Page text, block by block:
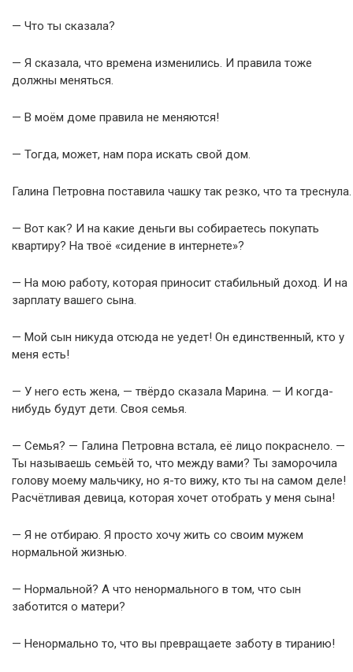
— Что ты сказала?
— Я сказала, что времена изменились. И правила тоже
должны меняться.
— В моём доме правила не меняются!
— Тогда, может, нам пора искать свой дом.
Галина Петровна поставила чашку так резко, что та треснула.
— Вот как? И на какие деньги вы собираетесь покупать
квартиру? На твоё «сидение в интернете»?
— На мою работу, которая приносит стабильный доход. И на
зарплату вашего сына.
— Мой сын никуда отсюда не уедет! Он единственный, кто у
меня есть!
— У него есть жена, — твёрдо сказала Марина. — И когда-
нибудь будут дети. Своя семья.
— Семья? — Галина Петровна встала, её лицо покраснело. —
Ты называешь семьёй то, что между вами? Ты заморочила
голову моему мальчику, но я-то вижу, кто ты на самом деле!
Расчётливая девица, которая хочет отобрать у меня сына!
— Я не отбираю. Я просто хочу жить со своим мужем
нормальной жизнью.
— Нормальной? А что ненормального в том, что сын
заботится о матери?
— Ненормально то, что вы превращаете заботу в тиранию!